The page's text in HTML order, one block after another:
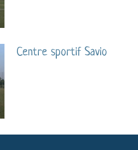
Centre sportif Savio